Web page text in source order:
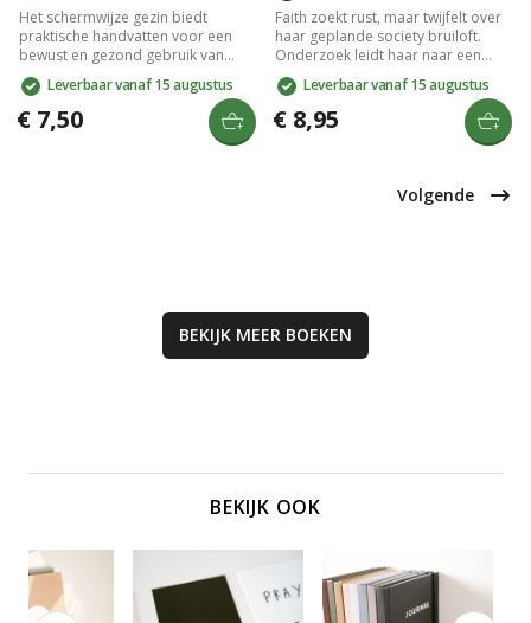
Het schermwijze gezin biedt
praktische handvatten voor een
bewust en gezond gebruik van
technologie binnen het gezin. Andy
Crouch laat zien hoe digitale
keuzes onbedoelde gevolgen
kunnen hebben en moedigt aan tot
Leverbaar vanaf 15 augustus
€ 7,50
Faith zoekt rust, maar twijfelt over
haar geplande society bruiloft.
Onderzoek leidt haar naar een
kerkkoor en ontmoeting met
pastor Dylan, terwijl het verleden
blijft achtervolgen wanneer de
moordenaar van haar moeder
vrijkomt. Een roman vol humor,
nieuwe vriendschappen.
Leverbaar vanaf 15 augustus
€ 8,95
Volgende
BEKIJK MEER BOEKEN
BEKIJK OOK